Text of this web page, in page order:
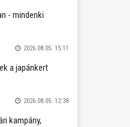
- mindenki
2026.08.05. 15:11
a japánkert
2026.08.05. 12:38
kampány,